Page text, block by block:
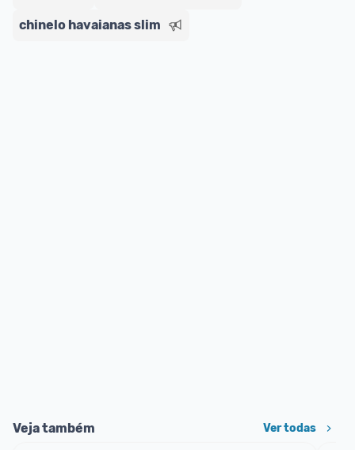
chinelo havaianas slim
Veja também Ver todas